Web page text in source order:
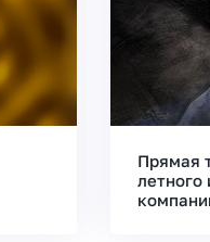
Прямая
летного